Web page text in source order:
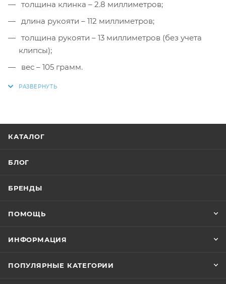
толщина клинка – 2.8 миллиметров;
длина рукояти – 112 миллиметров;
толщина рукояти – 13 миллиметров (без учета
клипсы);
вес – 105 грамм.
КАТАЛОГ
БЛОГ
БРЕНДЫ
ПОМОЩЬ
ИНФОРМАЦИЯ
ПОПУЛЯРНЫЕ КАТЕГОРИИ